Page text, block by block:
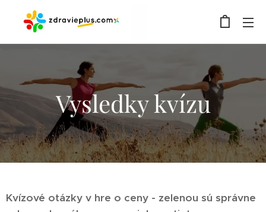
Vysledky kvízu
Kvízové otázky v hre o ceny - zelenou sú správne